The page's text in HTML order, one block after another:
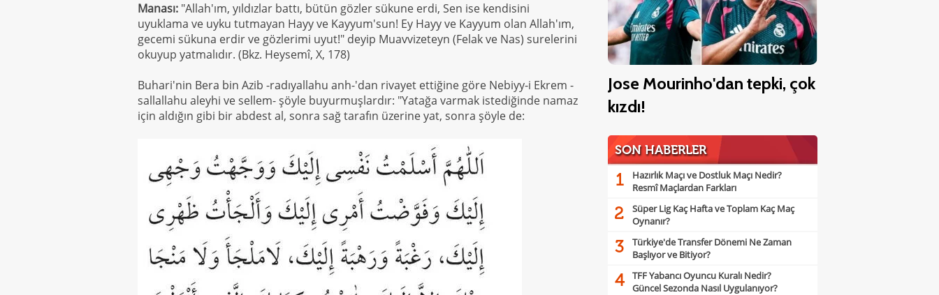
Manası: "Allah'ım, yıldızlar battı, bütün gözler sükune erdi, Sen ise kendisini
uyuklama ve uyku tutmayan Hayy ve Kayyum'sun! Ey Hayy ve Kayyum olan Allah'ım,
gecemi sükuna erdir ve gözlerimi uyut!" deyip Muavvizeteyn (Felak ve Nas) surelerini
okuyup yatmalıdır. (Bkz. Heysemî, X, 178)
Buhari'nin Bera bin Azib -radıyallahu anh-'dan rivayet ettiğine göre Nebiyy-i Ekrem -
sallallahu aleyhi ve sellem- şöyle buyurmuşlardır: "Yatağa varmak istediğinde namaz
için aldığın gibi bir abdest al, sonra sağ tarafın üzerine yat, sonra şöyle de:
Jose Mourinho'dan tepki, çok
kızdı!
SON HABERLER
1
Hazırlık Maçı ve Dostluk Maçı Nedir?
Resmî Maçlardan Farkları
2
Süper Lig Kaç Hafta ve Toplam Kaç Maç
Oynanır?
3
Türkiye'de Transfer Dönemi Ne Zaman
Başlıyor ve Bitiyor?
4
TFF Yabancı Oyuncu Kuralı Nedir?
Güncel Sezonda Nasıl Uygulanıyor?